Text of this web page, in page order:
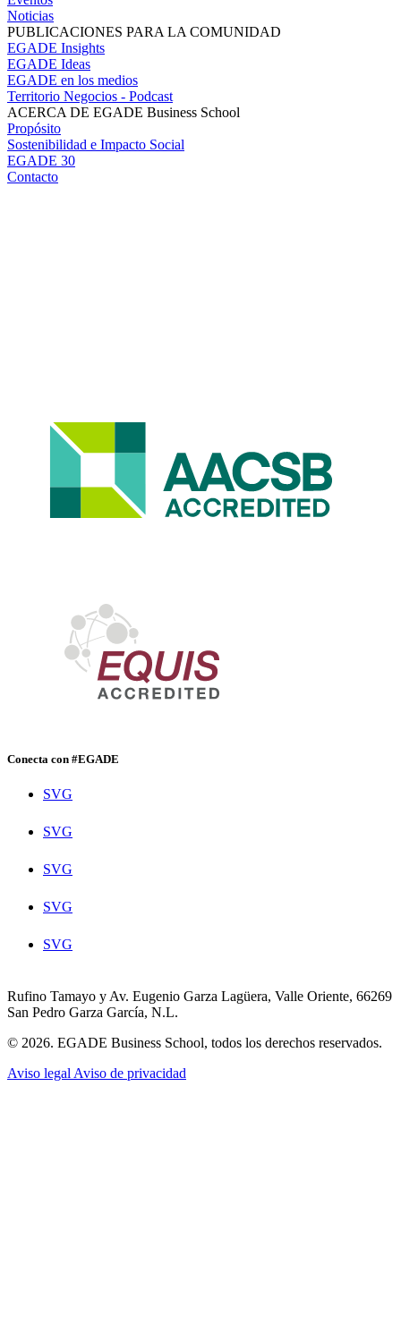
Noticias
PUBLICACIONES PARA LA COMUNIDAD
EGADE Insights
EGADE Ideas
EGADE en los medios
Territorio Negocios - Podcast
ACERCA DE EGADE Business School
Propósito
Sostenibilidad e Impacto Social
EGADE 30
Contacto
Conecta con #EGADE
SVG
SVG
SVG
SVG
SVG
Rufino Tamayo y Av. Eugenio Garza Lagüera, Valle Oriente, 66269
San Pedro Garza García, N.L.
© 2026. EGADE Business School, todos los derechos reservados.
Aviso legal Aviso de privacidad